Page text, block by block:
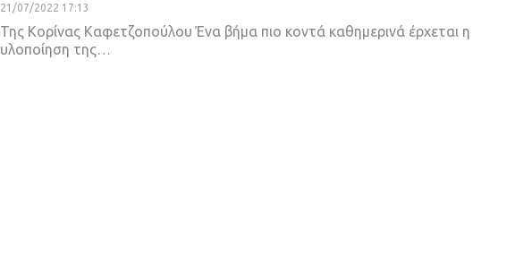
21/07/2022 17:13
Της Κορίνας ΚαφετζοπούλουΈνα βήμα πιο κοντά καθημερινά έρχεται η
υλοποίηση της…